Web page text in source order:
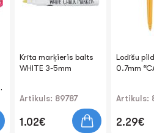
Krīta marķieris balts
WHITE 3-5mm
Artikuls: 89787
1.02€
Lodīšu
0.7mm
Artikuls:
2.29€